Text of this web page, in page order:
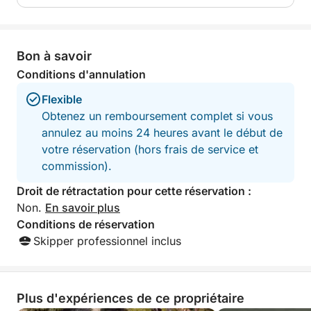
Bon à savoir
Conditions d'annulation
Flexible
Obtenez un remboursement complet si vous
annulez au moins 24 heures avant le début de
votre réservation (hors frais de service et
commission).
Droit de rétractation pour cette réservation :
Non. En savoir plus
Conditions de réservation
Skipper professionnel inclus
Plus d'expériences de ce propriétaire